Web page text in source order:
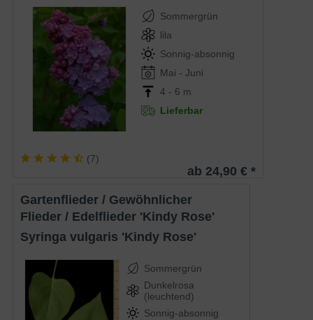
Sommergrün
lila
Sonnig-absonnig
Mai - Juni
4 - 6 m
Lieferbar
(7)
ab 24,90 € *
Gartenflieder / Gewöhnlicher
Flieder / Edelflieder 'Kindy Rose'
Syringa vulgaris 'Kindy Rose'
Sommergrün
Dunkelrosa
(leuchtend)
Sonnig-absonnig